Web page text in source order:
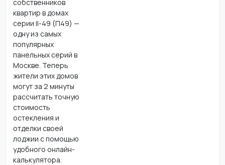
собственников
квартир в домах
серии II-49 (П49) —
одну из самых
популярных
панельных серий в
Москве. Теперь
жители этих домов
могут за 2 минуты
рассчитать точную
стоимость
остекления и
отделки своей
лоджии с помощью
удобного онлайн-
калькулятора.